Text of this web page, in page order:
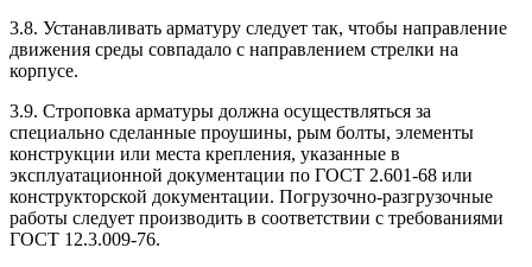
3.8. Устанавливать арматуру следует так, чтобы направление
движения среды совпадало с направлением стрелки на
корпусе.
3.9. Строповка арматуры должна осуществляться за
специально сделанные проушины, рым болты, элементы
конструкции или места крепления, указанные в
эксплуатационной документации по ГОСТ 2.601-68 или
конструкторской документации. Погрузочно-разгрузочные
работы следует производить в соответствии с требованиями
ГОСТ 12.3.009-76.